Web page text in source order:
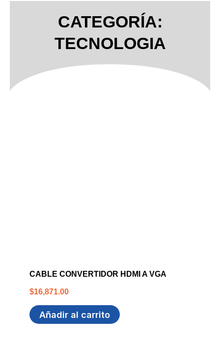
CATEGORÍA:
TECNOLOGIA
CABLE CONVERTIDOR HDMI A VGA
$16,871.00
Añadir al carrito